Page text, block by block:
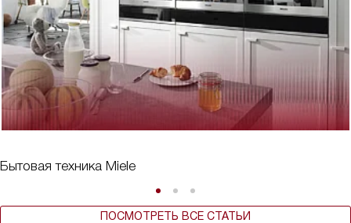
Бытовая техника Miele
ПОСМОТРЕТЬ ВСЕ СТАТЬИ